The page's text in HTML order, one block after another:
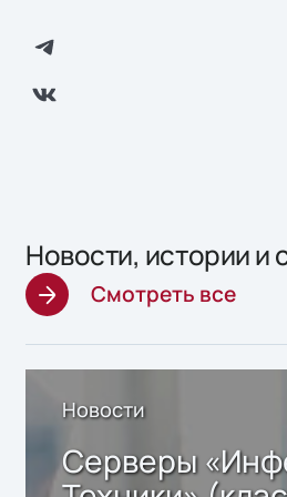
Новости, истории и
Смотреть все
Новости
Серверы